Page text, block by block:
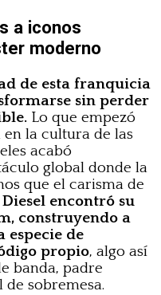
a iconos
moderno
de esta franquicia
sin perder
Lo que empezó
la cultura de las
acabó
global donde la
que el carisma de
encontró su
construyendo a
especie de
propio, algo así
banda, padre
sobremesa.